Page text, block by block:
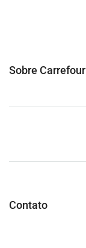
Sobre Carrefour
Contato